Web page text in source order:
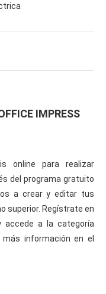
IMPRESS
online para realizar
del programa gratuito
a crear y editar tus
superior. Regístrate en
a la categoría
información en el